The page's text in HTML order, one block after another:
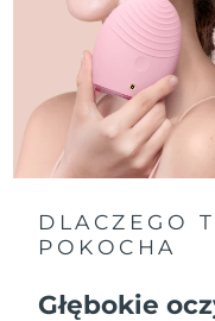
DLACZEGO
POKOCHA
Głębokie
Holandia
Nowa Zelandia